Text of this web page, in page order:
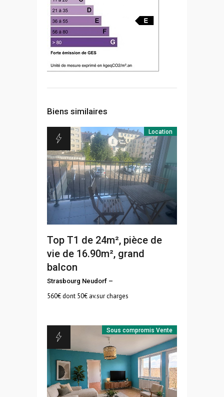
Biens similaires
Location
Top T1 de 24m², pièce de
vie de 16.90m², grand
balcon
Strasbourg Neudorf –
560€ dont 50€ av.sur charges
Sous compromis Vente